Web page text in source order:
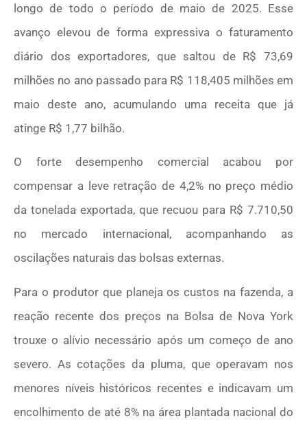
longo de todo o período de maio de 2025. Esse
avanço elevou de forma expressiva o faturamento
diário dos exportadores, que saltou de R$ 73,69
milhões no ano passado para R$ 118,405 milhões em
maio deste ano, acumulando uma receita que já
atinge R$ 1,77 bilhão.
O forte desempenho comercial acabou por
compensar a leve retração de 4,2% no preço médio
da tonelada exportada, que recuou para R$ 7.710,50
no mercado internacional, acompanhando as
oscilações naturais das bolsas externas.
Para o produtor que planeja os custos na fazenda, a
reação recente dos preços na Bolsa de Nova York
trouxe o alívio necessário após um começo de ano
severo. As cotações da pluma, que operavam nos
menores níveis históricos recentes e indicavam um
encolhimento de até 8% na área plantada nacional do